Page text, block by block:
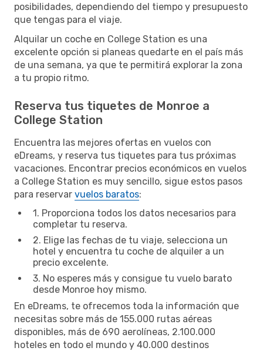
posibilidades, dependiendo del tiempo y presupuesto
que tengas para el viaje.
Alquilar un coche en College Station es una
excelente opción si planeas quedarte en el país más
de una semana, ya que te permitirá explorar la zona
a tu propio ritmo.
Reserva tus tiquetes de Monroe a
College Station
Encuentra las mejores ofertas en vuelos con
eDreams, y reserva tus tiquetes para tus próximas
vacaciones. Encontrar precios económicos en vuelos
a College Station es muy sencillo, sigue estos pasos
para reservar vuelos baratos:
1. Proporciona todos los datos necesarios para
completar tu reserva.
2. Elige las fechas de tu viaje, selecciona un
hotel y encuentra tu coche de alquiler a un
precio excelente.
3. No esperes más y consigue tu vuelo barato
desde Monroe hoy mismo.
En eDreams, te ofrecemos toda la información que
necesitas sobre más de 155.000 rutas aéreas
disponibles, más de 690 aerolíneas, 2.100.000
hoteles en todo el mundo y 40.000 destinos